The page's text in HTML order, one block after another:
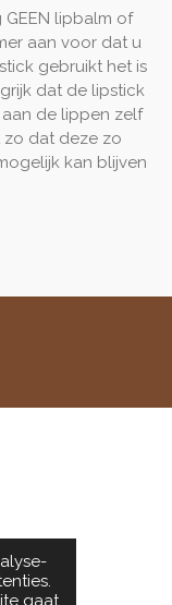
gaat
GEEN lipbalm of
aan voor dat u
gebruikt het is
dat de lipstick
de lippen zelf
zo dat deze zo
kan blijven